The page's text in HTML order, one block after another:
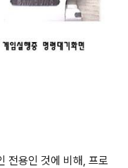
전용인 것에 비해, 프로